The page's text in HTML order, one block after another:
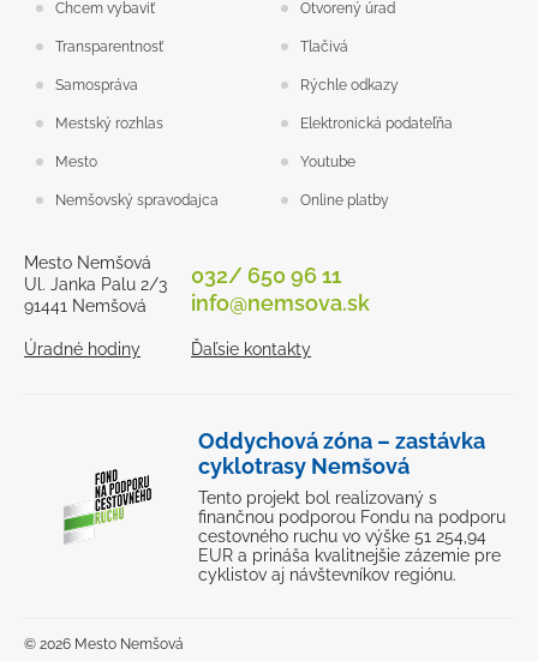
Chcem vybaviť Otvorený úrad
Transparentnosť Tlačivá
Samospráva Rýchle odkazy
Mestský rozhlas Elektronická podateľňa
Mesto Youtube
Nemšovský spravodajca Online platby
Mesto Nemšová
Ul. Janka Palu 2/3
91441 Nemšová
Úradné hodiny
032/ 650 96 11
info@nemsova.sk
Ďaľsie kontakty
Oddychová zóna – zastávka
cyklotrasy Nemšová
Tento projekt bol realizovaný s
finančnou podporou Fondu na podporu
cestovného ruchu vo výške 51 254,94
EUR a prináša kvalitnejšie zázemie pre
cyklistov aj návštevníkov regiónu.
© 2026 Mesto Nemšová